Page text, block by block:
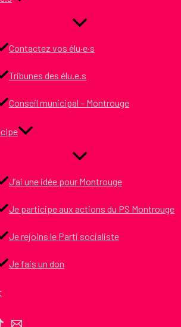
Contactez vos élu·e·s
Tribunes des élu.e.s
Conseil municipal – Montrouge
J’ai une idée pour Montrouge
Je participe aux actions du PS Montrouge
Je rejoins le Parti socialiste
Je fais un don